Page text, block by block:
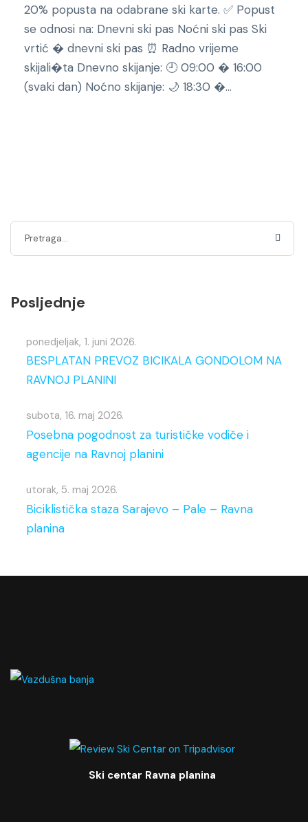
20% popusta na odabrane ski karte. ✅ Popust
se odnosi na: Dnevni ski pas Noćni ski pas Ski
vrtić � dnevni ski pas ⏰ Radno vrijeme
skijali�ta Dnevno skijanje: 🕘 09:00 � 16:00
(svaki dan) Noćno skijanje: 🌙 18:30 �...
Posljednje
ponedjeljak, 1. juni 2026.
BESPLATAN PREVOZ BICIKALA GONDOLOM NA
RAVNOJ PLANINI
subota, 16. maj 2026.
Posebna pogodnost za turističke vodiče i
agencije na Ravnoj planini
utorak, 5. maj 2026.
Biciklistička staza Sarajevo – Pale – Ravna
planina
Ski centar Ravna planina